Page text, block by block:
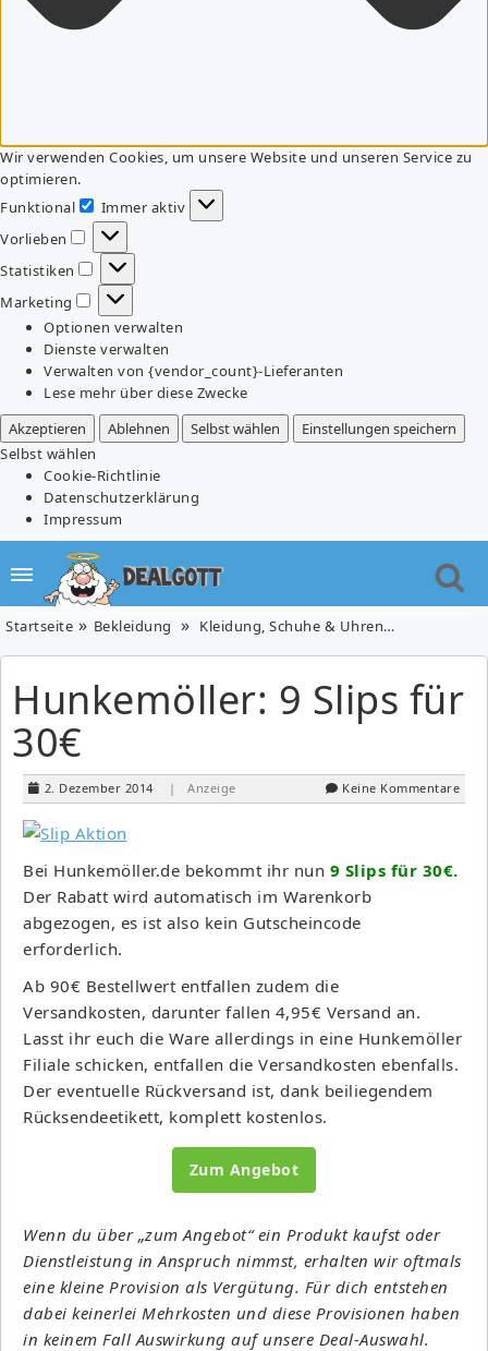
Wir verwenden Cookies, um unsere Website und unseren Service zu
optimieren.
Funktional
Funktional
Immer aktiv
Vorlieben
Vorlieben
Statistiken
Statistiken
Marketing
Marketing
Optionen verwalten
Dienste verwalten
Verwalten von {vendor_count}-Lieferanten
Lese mehr über diese Zwecke
Akzeptieren
Ablehnen Selbst wählen
Einstellungen speichern
Selbst wählen
Cookie-Richtlinie
Datenschutzerklärung
Impressum
Startseite Bekleidung Kleidung, Schuhe & Uhren
Hunkemöller: 9 Slips für
30€
2. Dezember 2014 | Anzeige Keine Kommentare
Bei Hunkemöller.de bekommt ihr nun 9 Slips für 30€.
Der Rabatt wird automatisch im Warenkorb
abgezogen, es ist also kein Gutscheincode
erforderlich.
Ab 90€ Bestellwert entfallen zudem die
Versandkosten, darunter fallen 4,95€ Versand an.
Lasst ihr euch die Ware allerdings in eine Hunkemöller
Filiale schicken, entfallen die Versandkosten ebenfalls.
Der eventuelle Rückversand ist, dank beiliegendem
Rücksendeetikett, komplett kostenlos.
Zum Angebot
Wenn du über „zum Angebot“ ein Produkt kaufst oder
Dienstleistung in Anspruch nimmst, erhalten wir oftmals
eine kleine Provision als Vergütung. Für dich entstehen
dabei keinerlei Mehrkosten und diese Provisionen haben
in keinem Fall Auswirkung auf unsere Deal-Auswahl.